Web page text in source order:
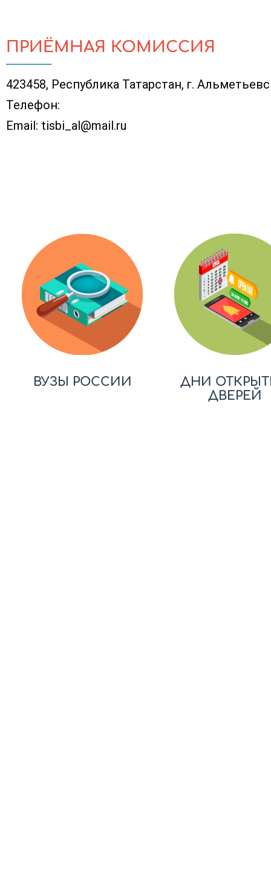
ПРИЁМНАЯ КОМИССИЯ
423458, Республика Татарстан, г.
Телефон:
Email: tisbi_al@mail.ru
ВУЗЫ РОССИИ
ДНИ
ДВЕРЕЙ